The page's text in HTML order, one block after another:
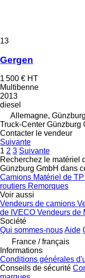
13
Gergen
1 500 € HT
Multibenne
2013
diesel
Allemagne, Günzburg
Truck-Center Günzburg
Contacter le vendeur
Suivante
1 2 3 Suivante
Recherchez le matériel
Günzburg GmbH dans
Camions Matériel de TP
routiers Remorques
Voir aussi
Vendeurs de camions
de IVECO Vendeurs de
Société
Qui sommes-nousAide
France / français
Informations
Conditions générales
Conseils de sécurité